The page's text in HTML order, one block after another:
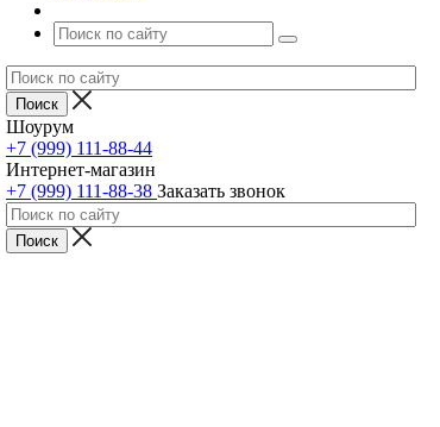
Шоурум
+7 (999) 111-88-44
Интернет-магазин
+7 (999) 111-88-38 Заказать звонок